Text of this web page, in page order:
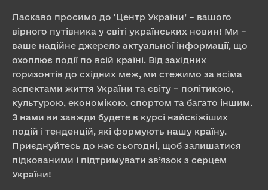
Ласкаво просимо до ‘Центр України’ – вашого
вірного путівника у світі українських новин! Ми –
ваше надійне джерело актуальної інформації, що
охоплює події по всій країні. Від західних
горизонтів до східних меж, ми стежимо за всіма
аспектами життя України та світу – політикою,
культурою, економікою, спортом та багато іншим.
З нами ви завжди будете в курсі найсвіжіших
подій і тенденцій, які формують нашу країну.
Приєднуйтесь до нас сьогодні, щоб залишатися
підкованими і підтримувати зв’язок з серцем
України!